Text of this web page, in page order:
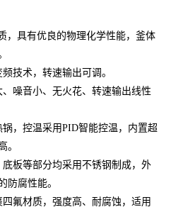
，具有优良的物理化学性能，釜体
技术，转速输出可调。
噪音小、无火花、转速输出线性
，控温采用PID智能控温，内置超
。
板等部分均采用不锈钢制成，外
防腐性能。
氟材质，强度高、耐腐蚀，适用